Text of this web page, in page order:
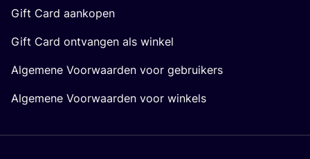
Gift Card aankopen
Gift Card ontvangen als winkel
Algemene Voorwaarden voor gebruikers
Algemene Voorwaarden voor winkels